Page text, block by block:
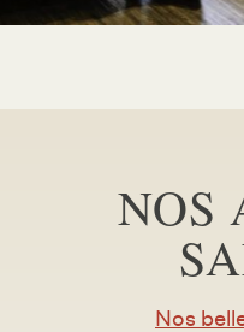
NOS
Nos